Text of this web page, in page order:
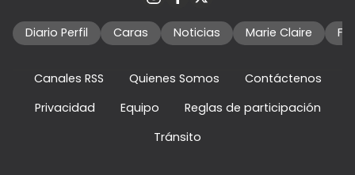
Diario Perfil Caras Noticias Marie Claire
Canales RSS Quienes Somos
Contáctenos
Privacidad
Equipo
Reglas de participación
Tránsito